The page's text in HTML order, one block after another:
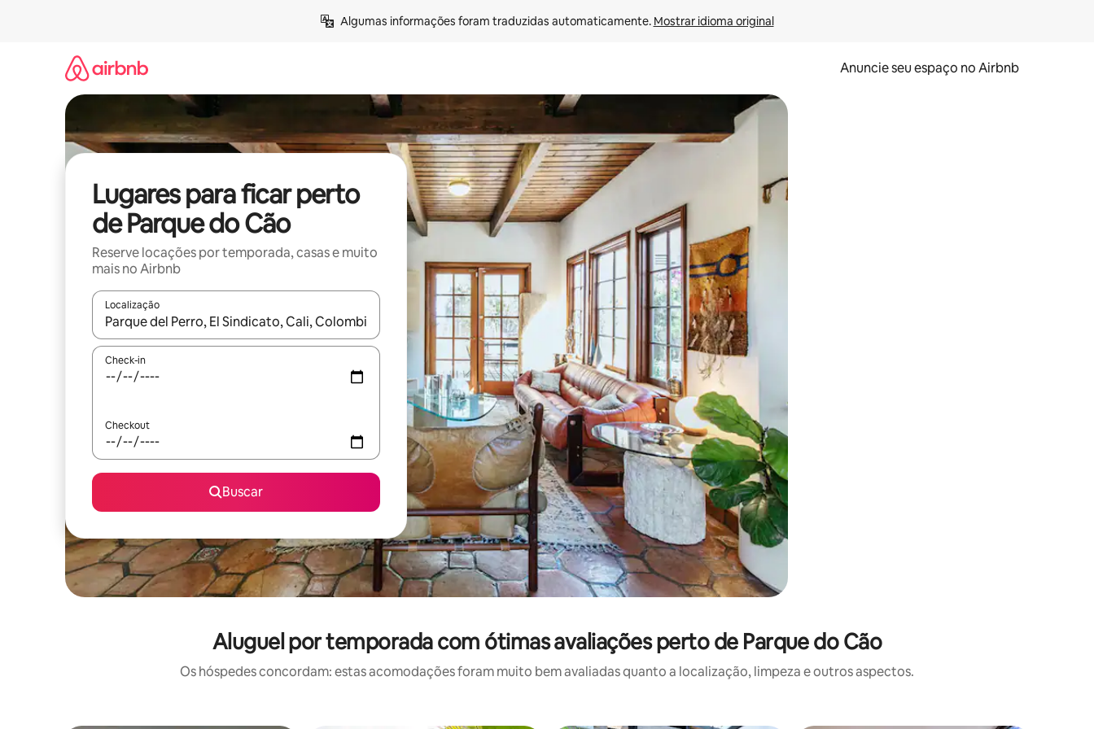
Algumas informações foram traduzidas automaticamente. Mostrar idioma original
Anuncie seu espaço no Airbnb
Lugares para ficar perto
de Parque do Cão
Reserve locações por temporada, casas e muito
mais no Airbnb
Localização
Quando os resultados estiverem disponíveis, explore-os usando as seta para cima e para baixo do teclado ou tocando e deslizando o dedo na tela.
Check-in
Checkout
Buscar
Aluguel por temporada com ótimas avaliações perto de Parque do Cão
Os hóspedes concordam: estas acomodações foram muito bem avaliadas quanto a localização, limpeza e outros aspectos.